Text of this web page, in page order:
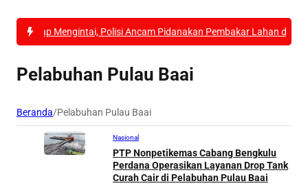
Mengintai, Polisi Ancam Pidanakan Pembakar Lahan di Kubu Raya
Pelabuhan Pulau Baai
Beranda/Pelabuhan Pulau Baai
Nasional
PTP Nonpetikemas Cabang Bengkulu
Perdana Operasikan Layanan Drop Tank
Curah Cair di Pelabuhan Pulau Baai